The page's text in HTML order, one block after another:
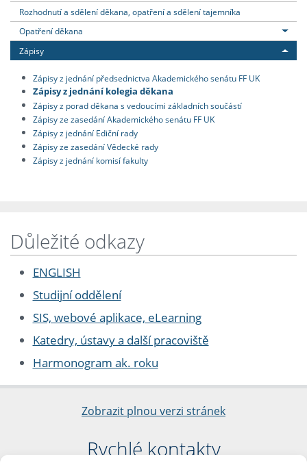
Rozhodnutí a sdělení děkana, opatření a sdělení tajemníka
Opatření děkana
Zápisy
Zápisy z jednání předsednictva Akademického senátu FF UK
Zápisy z jednání kolegia děkana
Zápisy z porad děkana s vedoucími základních součástí
Zápisy ze zasedání Akademického senátu FF UK
Zápisy z jednání Ediční rady
Zápisy ze zasedání Vědecké rady
Zápisy z jednání komisí fakulty
Důležité odkazy
ENGLISH
Studijní oddělení
SIS, webové aplikace, eLearning
Katedry, ústavy a další pracoviště
Harmonogram ak. roku
Zobrazit plnou verzi stránek
Rychlé kontakty